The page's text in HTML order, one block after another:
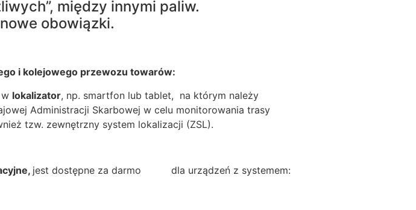
między innymi paliw.
obowiązki.
i kolejowego przewozu towarów:
lokalizator, np. smartfon lub tablet, na którym należy
Administracji Skarbowej w celu monitorowania trasy
tzw. zewnętrzny system lokalizacji (ZSL).
jest dostępne za darmo dla urządzeń z systemem: